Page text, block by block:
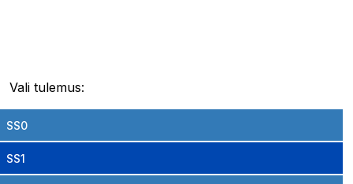
Vali tulemus:
SS0
SS1